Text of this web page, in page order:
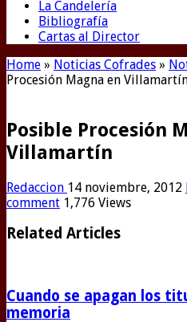
La Candelería
Bibliografía
Cartas al Director
Home » Noticias Cofrades »
Procesión Magna en
Posible Procesión
Villamartín
Redaccion 14 noviembre, 2012
comment 1,776 Views
Related Articles
Cuando se apagan los
memoria